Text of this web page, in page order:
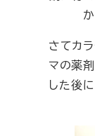
さてカ
マの薬
した後